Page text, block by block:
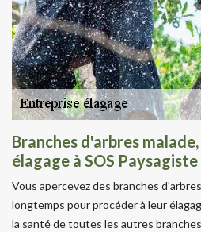
Branches d'arbres
élagage à SOS Paysagiste
Vous apercevez des branches
longtemps pour procéder à leur
la santé de toutes les autres